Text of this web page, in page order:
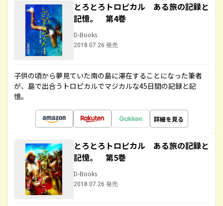
とろとろトロピカル ある旅の記録と
記憶。 第4巻
D-Books
2018.07.26 発売
子供の頃から夢見ていた南の島に滞在することになった筆者
が、島で出合うトロピカルでマジカルな45日間の記録と記
憶。
詳細を見る
とろとろトロピカル ある旅の記録と
記憶。 第5巻
D-Books
2018.07.26 発売